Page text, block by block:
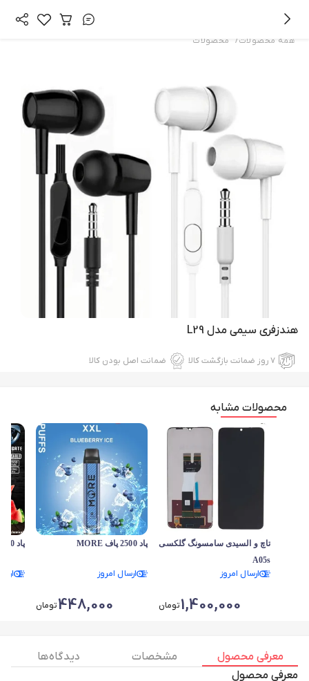
همه محصولات/ محصولات
هندزفری سیمی مدل L29
۷ روز ضمانت بازگشت کالا ضمانت اصل بودن کالا
محصولات مشابه
تاچ و السیدی سامسونگ گلکسی
A05s
ارسال امروز
1,400,000تومان
پاد 2500 پاف MORE
ارسال امروز
448,000تومان
پاد 2500 پاف Tikobar
معرفی محصول مشخصات
دیدگاه ها
معرفی محصول